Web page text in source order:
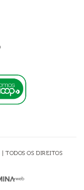
| TODOS OS DIREITOS